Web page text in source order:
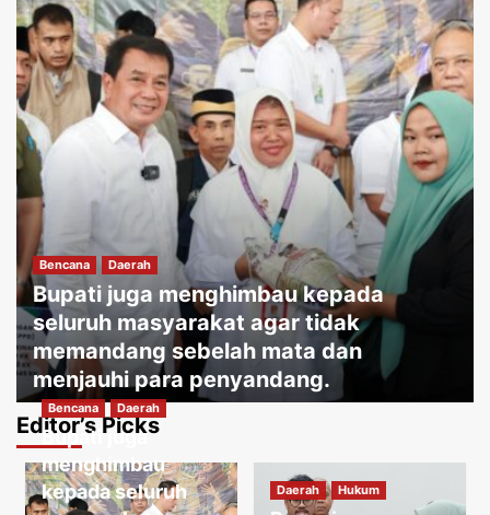
Bencana Daerah
Bupati juga menghimbau kepada
seluruh masyarakat agar tidak
memandang sebelah mata dan
menjauhi para penyandang.
Jakartakoma Agustus 8, 2026
Editor’s Picks
Bencana Daerah
Bupati juga
menghimbau
kepada seluruh
Daerah Hukum
3
Daerah
Warga menguatirkan jika kabel jatuh
ketanah, membahayakan penduduk
sekitar.